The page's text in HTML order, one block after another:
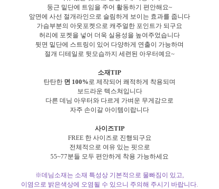
둥근 밑단에 트임을 주어 활동하기 편안해요~
앞면에 사선 절개라인으로 슬림하게 보이는 효과를 줍니다
가슴부분의 아웃포켓으로 캐주얼한 포인트가 되구요
허리에 포켓을 넣어 더욱 실용성을 높여주었습니다
뒷면 밑단에 스트링이 있어 다양하게 연출이 가능하며
절개 디테일로 뒷모습까지 세련된 아우터예요~
소재TIP
탄탄한 면 100%로 제작되어 쾌적하게 착용되며
보드라운 텍스쳐입니다
다른 데님 아우터와 다르게 가벼운 무게감으로
자주 손이갈 아이템이랍니다
사이즈TIP
FREE 한 사이즈로 진행되구요
전체적으로 여유 있는 핏으로
55~77분들 모두 편안하게 착용 가능하세요
※데님소재는 소재 특성상 기본적으로 물빠짐이 있고,
이염으로 밝은색상에 오염될 수 있으니 주의해 주시기 바랍니다.